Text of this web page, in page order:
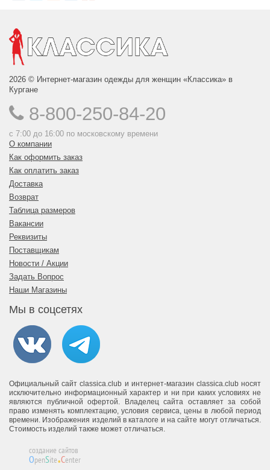
2026 © Интернет-магазин одежды для женщин «Классика» в
Кургане
8-800-250-84-20
с 7:00 до 16:00 по московскому времени
О компании
Как оформить заказ
Как оплатить заказ
Доставка
Возврат
Таблица размеров
Вакансии
Реквизиты
Поставщикам
Новости / Акции
Задать Вопрос
Наши Магазины
Мы в соцсетях
Официальный сайт classica.club и интернет-магазин classica.club носят
исключительно информационный характер и ни при каких условиях не
являются публичной офертой. Владелец сайта оставляет за собой
право изменять комплектацию, условия сервиса, цены в любой период
времени. Изображения изделий в каталоге и на сайте могут отличаться.
Стоимость изделий также может отличаться.
создание сайтов
OpenSite.Center